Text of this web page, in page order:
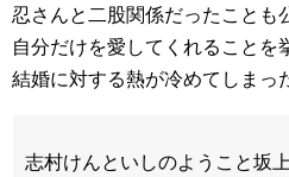
忍さんと二股関係だったことも
自分だけを愛してくれることを
結婚に対する熱が冷めてしまっ
志村けんといしのようこと坂